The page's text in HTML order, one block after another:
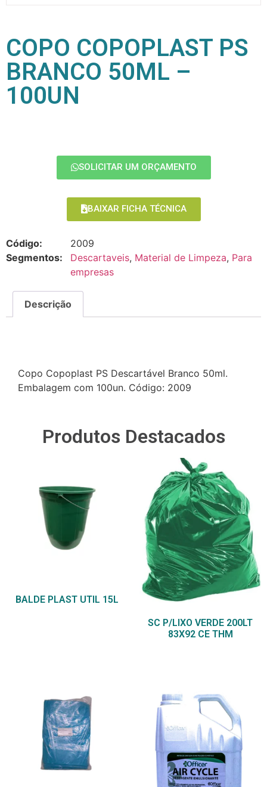
COPO COPOPLAST PS
BRANCO 50ML –
100UN
SOLICITAR UM ORÇAMENTO
BAIXAR FICHA TÉCNICA
Código:
2009
Segmentos:
Descartaveis, Material de Limpeza, Para
empresas
Descrição
Copo Copoplast PS Descartável Branco 50ml.
Embalagem com 100un. Código: 2009
Produtos Destacados
BALDE PLAST UTIL 15L
SC P/LIXO VERDE 200LT
83X92 CE THM